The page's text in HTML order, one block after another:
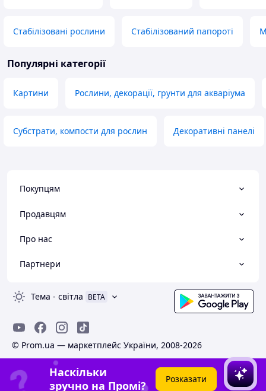
Стабілізовані рослини Стабілізований папороті
Популярні категорії
Картини Рослини, декорації, грунти для акваріума
Субстрати, компости для рослин Декоративні панелі
Покупцям
Продавцям
Про нас
Партнери
Тема - світла BETA
© Prom.ua — маркетплейс України, 2008-2026
Наскільки
зручно на Промі?
Розказати